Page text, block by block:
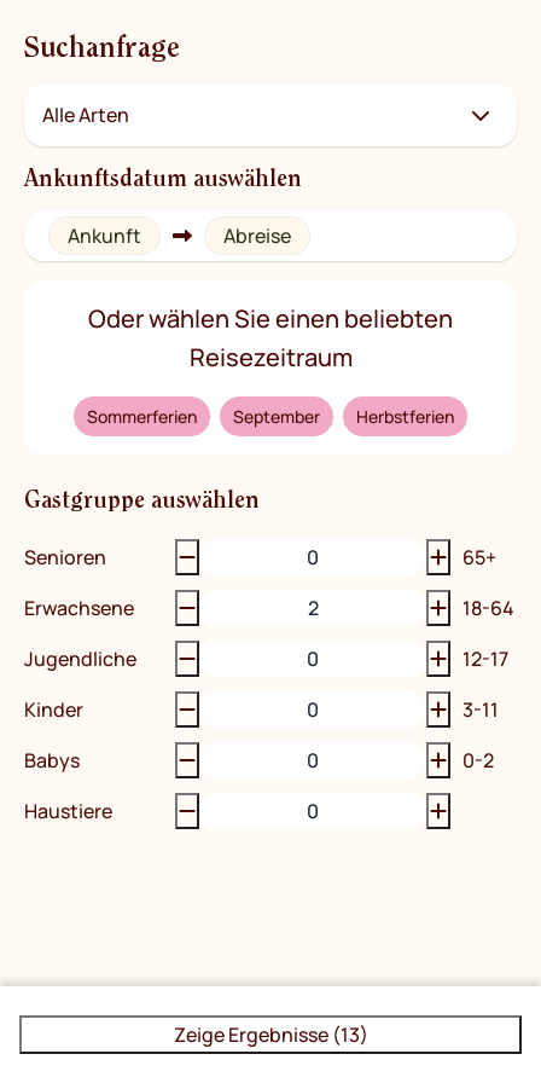
Suchanfrage
Ankunftsdatum auswählen
Ankunft Abreise
Oder wählen Sie einen beliebten
Reisezeitraum
Sommerferien September Herbstferien
Gastgruppe auswählen
Senioren
65+
Erwachsene
18-64
Jugendliche
12-17
Kinder
3-11
Babys
0-2
Haustiere
Zeige Ergebnisse (13)